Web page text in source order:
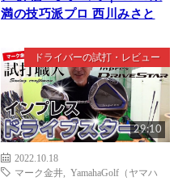
満の技巧派プロ 西川みさと
ドライバーの試打・レビュー
29:10
2022.10.18
マーク金井
YamahaGolf（ヤマハ